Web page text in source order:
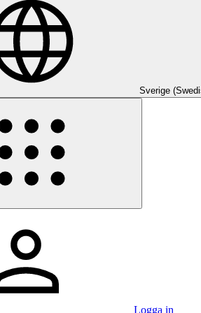
Sverige
Logga in